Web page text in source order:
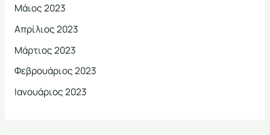
Μάιος 2023
Απρίλιος 2023
Μάρτιος 2023
Φεβρουάριος 2023
Ιανουάριος 2023